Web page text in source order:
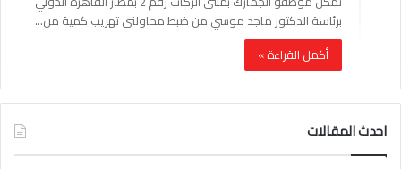
برئاسة الدكتور ماجد موسي من ضبط محاولتي تهريب كمية من…
أكمل القراءة »
احدث المقالات